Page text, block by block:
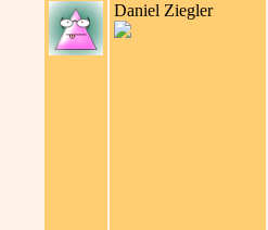
Daniel Ziegler